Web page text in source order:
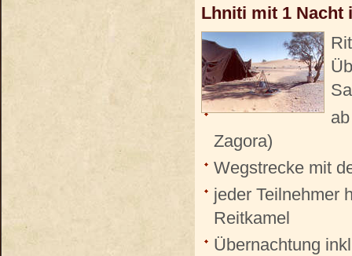
Lhniti mit 1 Nacht
Zagora)
Wegstrecke mit
jeder Teilnehmer
Reitkamel
Übernachtung